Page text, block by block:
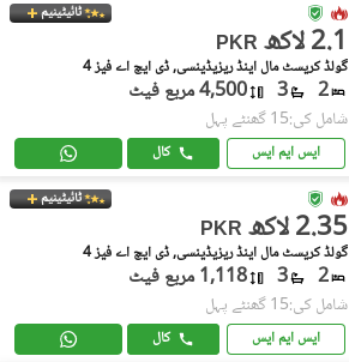
ٹائیٹینیم
PKR 2.1 لاکھ
گولڈ کریسٹ مال اینڈ ریزیڈینسی, ڈی ایچ اے فیز 4
2
3 4,500 مربع فیٹ
شامل کی:15 گھنٹے پہل
ایس ایم ایس کال
ٹائیٹینیم
PKR 2.35 لاکھ
گولڈ کریسٹ مال اینڈ ریزیڈینسی, ڈی ایچ اے فیز 4
2
3 1,118 مربع فیٹ
شامل کی:15 گھنٹے پہل
ایس ایم ایس کال